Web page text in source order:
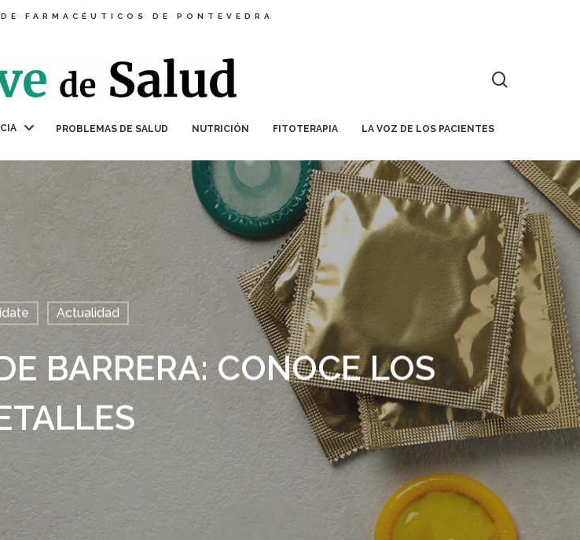
FARMACÉUTICOS DE PONTEVEDRA
PROBLEMAS DE SALUD NUTRICIÓN FITOTERAPIA LA VOZ DE LOS PACIENTES
Actualidad
BARRERA: CONOCE LOS